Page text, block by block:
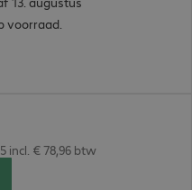
voorraad.
incl. € 78,96 btw